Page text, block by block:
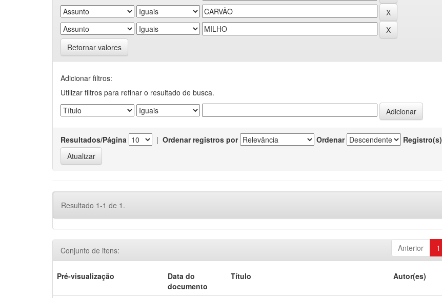
Retornar valores
Adicionar filtros:
Utilizar filtros para refinar o resultado de busca.
Resultados/Página | Ordenar registros por Ordenar Registro(s)
Resultado 1-1 de 1.
Anterior 1
Conjunto de itens:
Pré-visualização
Data do
documento
Título Autor(es)